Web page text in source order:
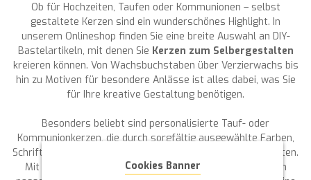
Ob für Hochzeiten, Taufen oder Kommunionen – selbst
gestaltete Kerzen sind ein wunderschönes Highlight. In
unserem Onlineshop finden Sie eine breite Auswahl an DIY-
Bastelartikeln, mit denen Sie Kerzen zum Selbergestalten
kreieren können. Von Wachsbuchstaben über Verzierwachs bis
hin zu Motiven für besondere Anlässe ist alles dabei, was Sie
für Ihre kreative Gestaltung benötigen.
Besonders beliebt sind personalisierte Tauf- oder
Kommunionkerzen, die durch sorgfältig ausgewählte Farben,
Schriftarten und Symbole eine besondere Bedeutung erhalten.
Mit
Wachsplatten zum Verzieren von Kerzen
oder den
Cookies Banner